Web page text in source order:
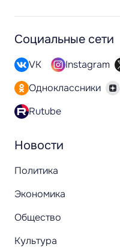
Новости
Политика
Экономика
Общество
Культура
Социальные сети
VK Instagram
Одноклассники
Rutube